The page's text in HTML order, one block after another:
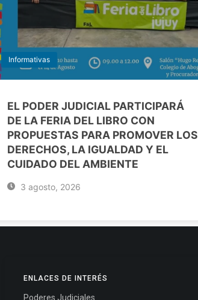
Informativas
EL PODER JUDICIAL PARTICIPARÁ
DE LA FERIA DEL LIBRO CON
PROPUESTAS PARA PROMOVER LOS
DERECHOS, LA IGUALDAD Y EL
CUIDADO DEL AMBIENTE
3 agosto, 2026
ENLACES DE INTERÉS
Poderes Judiciales